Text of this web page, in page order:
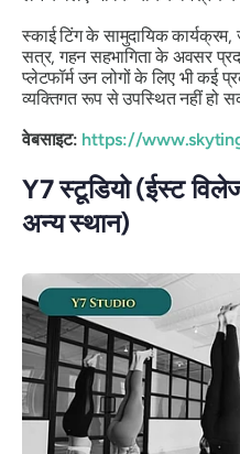
स्काई टिंग के सामुदायिक
सत्र, गहन सहभागिता के अवसर
प्लेटफॉर्म उन लोगों के लिए भी कई
व्यक्तिगत रूप से उपस्थित नहीं हो
वेबसाइट: https://
Y7 स्टूडियो (ईस्ट
अन्य स्थान)